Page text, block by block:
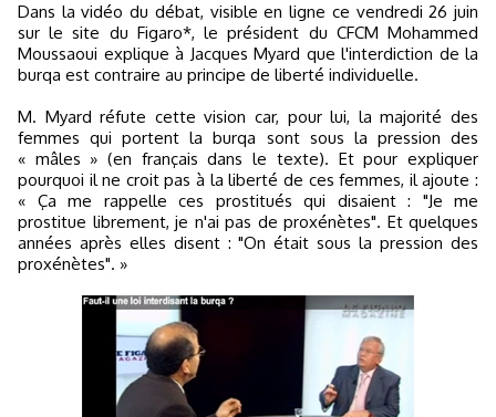
Dans la vidéo du débat, visible en ligne ce vendredi 26 juin
sur le site du Figaro*, le président du CFCM Mohammed
Moussaoui explique à Jacques Myard que l'interdiction de la
burqa est contraire au principe de liberté individuelle.
M. Myard réfute cette vision car, pour lui, la majorité des
femmes qui portent la burqa sont sous la pression des
« mâles » (en français dans le texte). Et pour expliquer
pourquoi il ne croit pas à la liberté de ces femmes, il ajoute :
« Ça me rappelle ces prostitués qui disaient : "Je me
prostitue librement, je n'ai pas de proxénètes". Et quelques
années après elles disent : "On était sous la pression des
proxénètes". »